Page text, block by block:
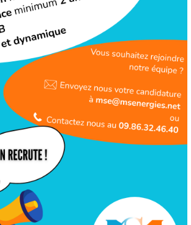
Téléphone
09 86 32 46 40